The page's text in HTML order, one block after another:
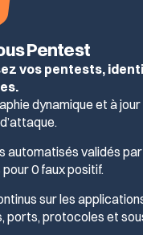
Pentest
vos pentests,
dynamique et à
automatisés validés
0 faux positif.
sur les
ports, protocoles et